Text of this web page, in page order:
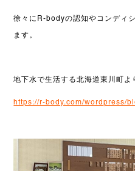
徐々にR-bodyの認知やコンディ
ます。
地下水で生活する北海道東川町よ
https://r-body.com/wordpress/